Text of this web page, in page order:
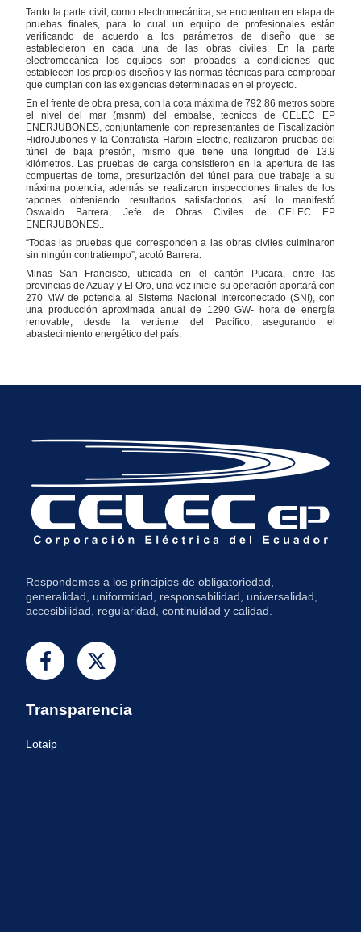
Tanto la parte civil, como electromecánica, se encuentran en etapa de
pruebas finales, para lo cual un equipo de profesionales están
verificando de acuerdo a los parámetros de diseño que se
establecieron en cada una de las obras civiles. En la parte
electromecánica los equipos son probados a condiciones que
establecen los propios diseños y las normas técnicas para comprobar
que cumplan con las exigencias determinadas en el proyecto.
En el frente de obra presa, con la cota máxima de 792.86 metros sobre
el nivel del mar (msnm) del embalse, técnicos de CELEC EP
ENERJUBONES, conjuntamente con representantes de Fiscalización
HidroJubones y la Contratista Harbin Electric, realizaron pruebas del
túnel de baja presión, mismo que tiene una longitud de 13.9
kilómetros. Las pruebas de carga consistieron en la apertura de las
compuertas de toma, presurización del túnel para que trabaje a su
máxima potencia; además se realizaron inspecciones finales de los
tapones obteniendo resultados satisfactorios, así lo manifestó
Oswaldo Barrera, Jefe de Obras Civiles de CELEC EP
ENERJUBONES..
“Todas las pruebas que corresponden a las obras civiles culminaron
sin ningún contratiempo”, acotó Barrera.
Minas San Francisco, ubicada en el cantón Pucara, entre las
provincias de Azuay y El Oro, una vez inicie su operación aportará con
270 MW de potencia al Sistema Nacional Interconectado (SNI), con
una producción aproximada anual de 1290 GW- hora de energía
renovable, desde la vertiente del Pacífico, asegurando el
abastecimiento energético del país.
Respondemos a los principios de obligatoriedad,
generalidad, uniformidad, responsabilidad, universalidad,
accesibilidad, regularidad, continuidad y calidad.
Transparencia
Lotaip